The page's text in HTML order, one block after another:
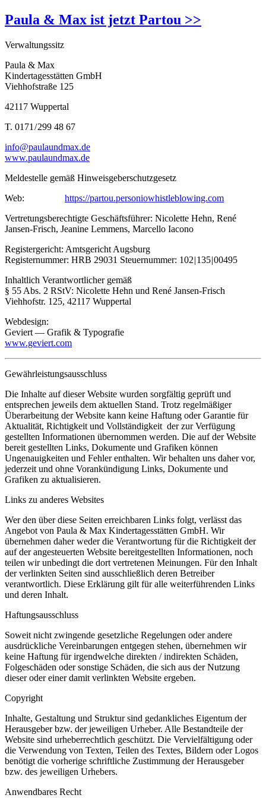
Paula & Max ist jetzt Partou >>
Verwaltungssitz
Paula & Max
Kindertagesstätten GmbH
Viehhofstraße 125
42117 Wuppertal
T. 0171 / 299 48 67
info@paulaundmax.de
www.paulaundmax.de
Meldestelle gemäß Hinweisgeberschutzgesetz
Web: https://partou.personiowhistleblowing.com
Vertretungsberechtigte Geschäftsführer: Nicolette Hehn, René
Jansen-Frisch, Jeanine Lemmens, Marcello Iacono
Registergericht: Amtsgericht Augsburg
Registernummer: HRB 29031 Steuernummer: 102 | 135 | 00495
Inhaltlich Verantwortlicher gemäß
§ 55 Abs. 2 RStV: Nicolette Hehn und René Jansen-Frisch
Viehhofstr. 125, 42117 Wuppertal
Webdesign:
Geviert — Grafik & Typografie
www.geviert.com
Gewährleistungsausschluss
Die Inhalte auf dieser Website wurden sorgfältig geprüft und
entsprechen jeweils dem aktuellen Stand. Trotz regelmäßiger
Überarbeitung der Website kann keine Haftung oder Garantie für
Aktualität, Richtigkeit und Vollständigkeit der zur Verfügung
gestellten Informationen übernommen werden. Die auf der Website
bereit gestellten Links, Dokumente und Grafiken können
Ungenauigkeiten und Fehler enthalten. Wir behalten uns daher vor,
jederzeit und ohne Vorankündigung Links, Dokumente und
Grafiken zu aktualisieren.
Links zu anderes Websites
Wer den über diese Seiten erreichbaren Links folgt, verlässt das
Angebot von Paula & Max Kindertagesstätten GmbH. Wir
übernehmen daher weder die Verantwortung für die Richtigkeit der
auf der angesteuerten Website bereitgestellten Informationen, noch
teilen wir unbedingt die dort vertretenen Meinungen. Für den Inhalt
der verlinkten Seiten sind ausschließlich deren Betreiber
verantwortlich. Diese Erklärung gilt für alle weiterführenden Links
und deren Inhalt.
Haftungsausschluss
Soweit nicht zwingende gesetzliche Regelungen oder andere
ausdrückliche Vereinbarungen entgegen stehen, übernehmen wir
keine Haftung für irgendwelche direkten / indirekten Schäden,
Folgeschäden oder sonstige Schäden, die sich aus der Nutzung
dieser oder einer damit verlinkten Website ergeben.
Copyright
Inhalte, Gestaltung und Struktur sind gedankliches Eigentum der
Herausgeber bzw. der jeweiligen Urheber. Alle Bestandteile der
Website sind urheberrechtlich geschützt. Die Vervielfältigung oder
die Verwendung von Texten, Teilen des Textes, Bildern oder Logos
benötigt die vorherige schriftliche Zustimmung der Herausgeber
bzw. des jeweiligen Urhebers.
Anwendbares Recht